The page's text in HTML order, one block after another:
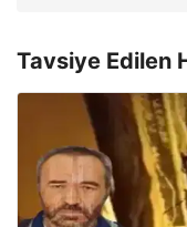
Tavsiye Edilen